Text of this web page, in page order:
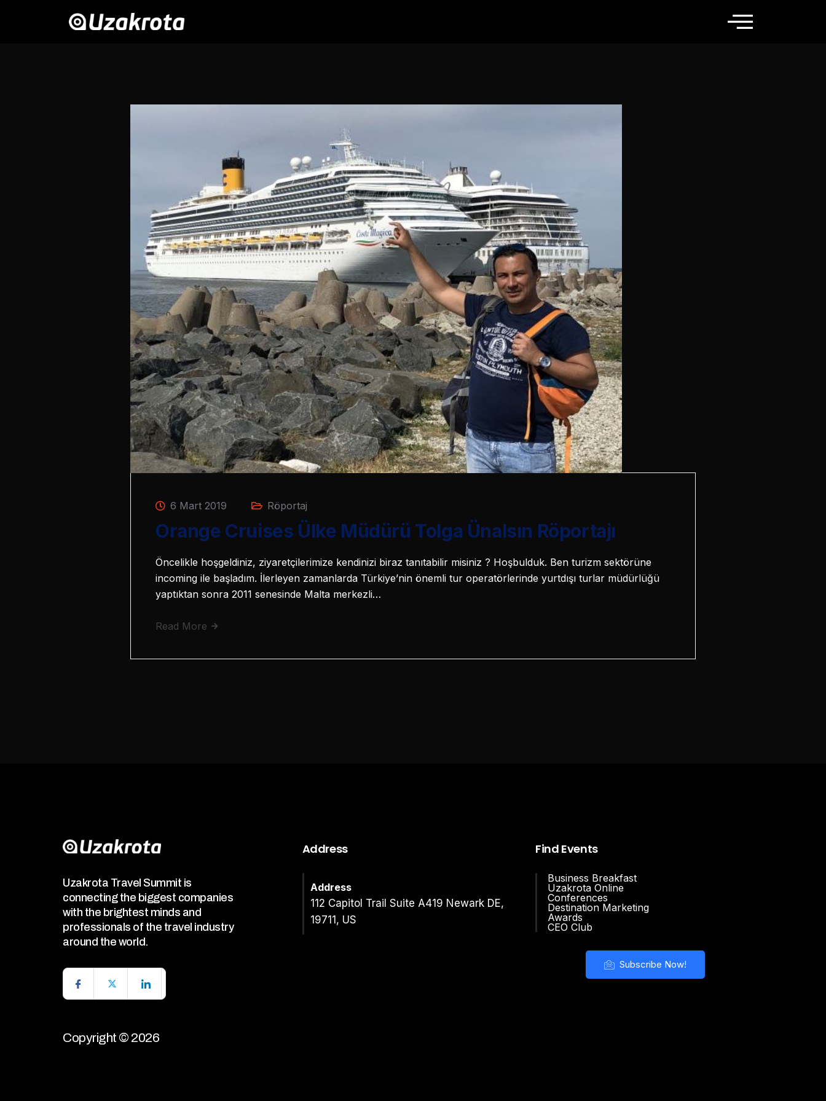
6 Mart 2019 Röportaj
Orange Cruises Ülke Müdürü Tolga Ünalsın Röportajı
Öncelikle hoşgeldiniz, ziyaretçilerimize kendinizi biraz tanıtabilir misiniz ? Hoşbulduk. Ben turizm sektörüne
incoming ile başladım. İlerleyen zamanlarda Türkiye’nin önemli tur operatörlerinde yurtdışı turlar müdürlüğü
yaptıktan sonra 2011 senesinde Malta merkezli…
Read More
Uzakrota Travel Summit is
connecting the biggest companies
with the brightest minds and
professionals of the travel industry
around the world.
Copyright © 2026
Address
Address
112 Capitol Trail Suite A419 Newark DE,
19711, US
Find Events
Business Breakfast
Uzakrota Online
Conferences
Destination Marketing
Awards
CEO Club
Subscribe Now!